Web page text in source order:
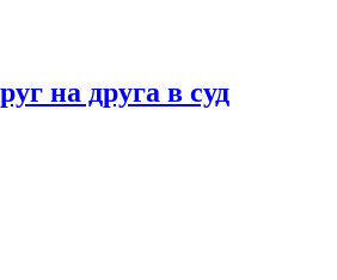
на друга в суд